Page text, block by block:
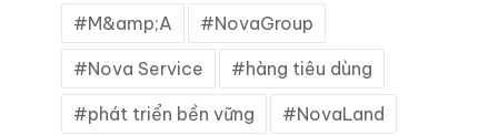
M&amp;A NovaGroup
Nova Service hàng tiêu dùng
phát triển bền vững NovaLand